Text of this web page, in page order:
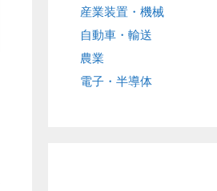
産業装置・機械
自動車・輸送
農業
電子・半導体